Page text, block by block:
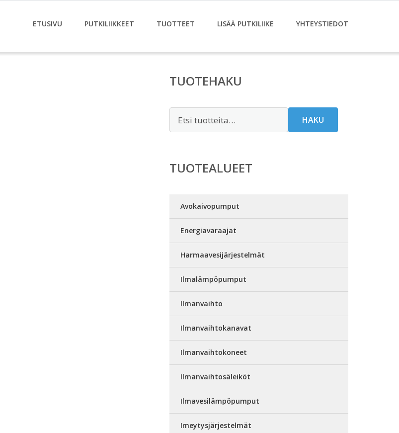
ETUSIVU PUTKILIIKKEET TUOTTEET LISÄÄ PUTKILIIKE YHTEYSTIEDOT
TUOTEHAKU
HAKU
TUOTEALUEET
Avokaivopumput
Energiavaraajat
Harmaavesijärjestelmät
Ilmalämpöpumput
Ilmanvaihto
Ilmanvaihtokanavat
Ilmanvaihtokoneet
Ilmanvaihtosäleiköt
Ilmavesilämpöpumput
Imeytysjärjestelmät